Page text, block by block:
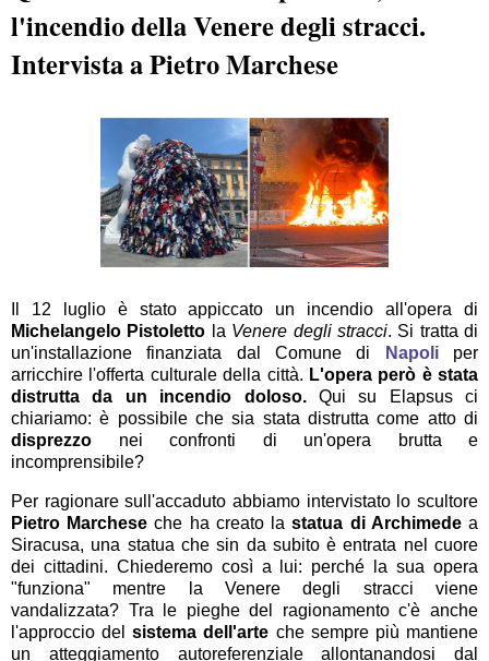
l'incendio della Venere degli stracci.
Intervista a Pietro Marchese
Il 12 luglio è stato appiccato un incendio all'opera di
Michelangelo Pistoletto la Venere degli stracci. Si tratta di
un'installazione finanziata dal Comune di
Napoliper
arricchire l'offerta culturale della città. L'opera però è stata
distrutta da un incendio doloso.Qui su Elapsus ci
chiariamo: è possibile che sia stata distrutta come atto di
disprezzo nei confronti di un'opera brutta e
incomprensibile?
Per ragionare sull'accaduto abbiamo intervistato lo scultore
Pietro Marchese che ha creato lastatua di Archimedea
Siracusa, una statua che sin da subito è entrata nel cuore
dei cittadini. Chiederemo così a lui: perché la sua opera
"funziona" mentre la Venere degli stracci viene
vandalizzata? Tra le pieghe del ragionamento c'è anche
l'approccio delsistema dell'arte che sempre più mantiene
un atteggiamento autoreferenziale allontanandosi dal